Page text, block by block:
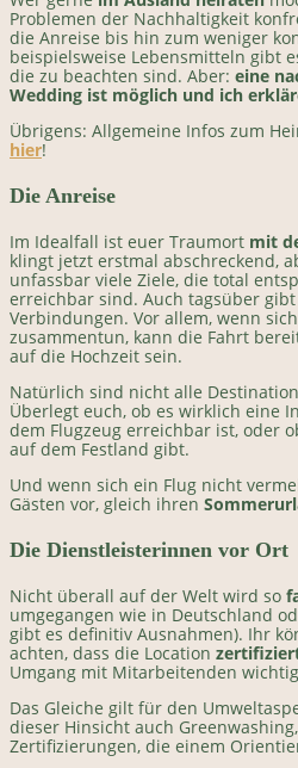
Problemen der Nachhaltigkeit
die Anreise bis hin zum weniger
beispielsweise Lebensmitteln gibt
die zu beachten sind. Aber: eine
Wedding ist möglich und ich
Übrigens: Allgemeine Infos zum
hier!
Die Anreise
Im Idealfall ist euer Traumort mit
klingt jetzt erstmal abschreckend,
unfassbar viele Ziele, die total
erreichbar sind. Auch tagsüber
Verbindungen. Vor allem, wenn
zusammentun, kann die Fahrt
auf die Hochzeit sein.
Natürlich sind nicht alle
Überlegt euch, ob es wirklich eine
dem Flugzeug erreichbar ist, oder
auf dem Festland gibt.
Und wenn sich ein Flug nicht
Gästen vor, gleich ihren
Die Dienstleisterinnen vor Ort
Nicht überall auf der Welt wird so
umgegangen wie in Deutschland
gibt es definitiv Ausnahmen). Ihr
achten, dass die Location
Umgang mit Mitarbeitenden
Das Gleiche gilt für den
dieser Hinsicht auch
Zertifizierungen, die einem